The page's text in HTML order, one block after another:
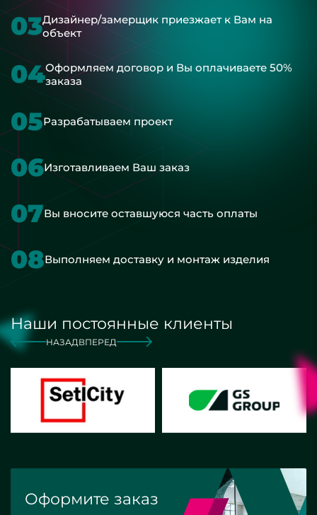
03Дизайнер/замерщик приезжает к Вам на
объект
04Оформляем договор и Вы оплачиваете 50%
заказа
05Разрабатываем проект
06Изготавливаем Ваш заказ
07Вы вносите оставшуюся часть оплаты
08Выполняем доставку и монтаж изделия
Наши постоянные клиенты
НАЗАД ВПЕРЕД
Оформите заказ